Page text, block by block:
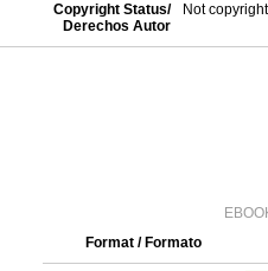
Copyright Status/
Derechos Autor
Not
Format / Formato